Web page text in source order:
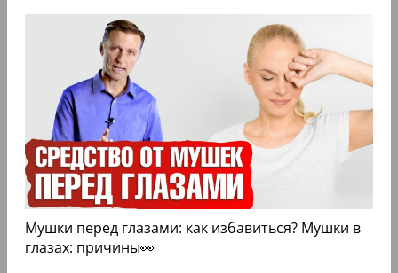
Мушки перед глазами: как избавиться? Мушки в
глазах: причины👀